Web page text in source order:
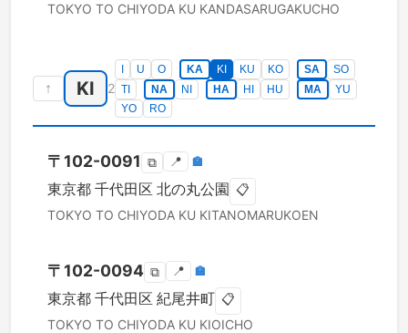
TOKYO TO CHIYODA KU KANDASARUGAKUCHO
↑ KI 2
U O KA KI KU KO SA
SO
TI
NA NI HA HI HU MA
YU
YO
RO
〒 102-0091 ⧉ 📍 🏣
東京都 千代田区 北の丸公園 📋
TOKYO TO CHIYODA KU KITANOMARUKOEN
〒 102-0094 ⧉ 📍 🏣
東京都 千代田区 紀尾井町 📋
TOKYO TO CHIYODA KU KIOICHO